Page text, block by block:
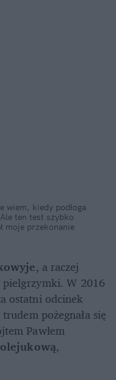
wiem, kiedy podłoga
ten test szybko
moje przekonanie
, a raczej
pielgrzymki. W 2016
ostatni odcinek
pożegnała się
Pawłem
,